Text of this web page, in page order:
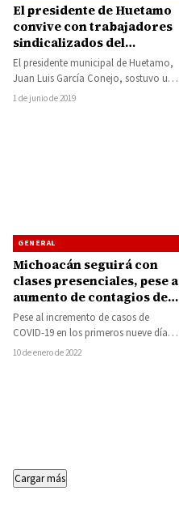
El presidente de Huetamo
convive con trabajadores
sindicalizados del
ayuntamiento
El presidente municipal de Huetamo,
Juan Luis García Conejo, sostuvo un
primer encuentro de convivencia con
1 de junio de 2019
GENERAL
Michoacán seguirá con
clases presenciales, pese a
aumento de contagios de
COVID-19: Ramírez
Bedolla
Pese al incremento de casos de
COVID-19 en los primeros nueve días
de enero, el gobernador de
10 de enero de 2022
Cargar más